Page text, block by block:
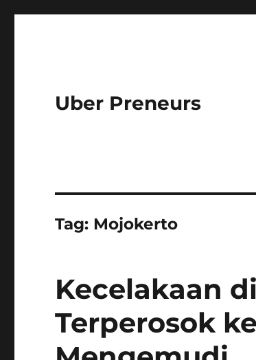
Uber Preneurs
Tag: Mojokerto
Kecelakaan
Terperosok